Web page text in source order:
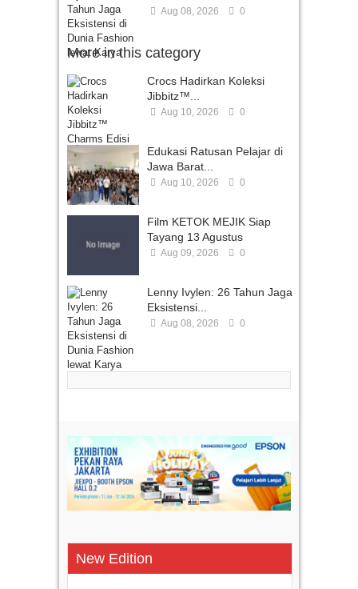
Aug 08, 2026 0
More in this category
Crocs Hadirkan Koleksi
Jibbitz™...
Aug 10, 2026 0
Edukasi Ratusan Pelajar di
Jawa Barat...
Aug 10, 2026 0
Film KETOK MEJIK Siap
Tayang 13 Agustus
Aug 09, 2026 0
Lenny Ivylen: 26 Tahun Jaga
Eksistensi...
Aug 08, 2026 0
New Edition